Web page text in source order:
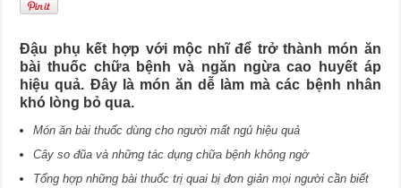
Đậu phụ kết hợp với mộc nhĩ để trở thành món ăn
bài thuốc chữa bệnh và ngăn ngừa cao huyết áp
hiệu quả. Đây là món ăn dễ làm mà các bệnh nhân
khó lòng bỏ qua.
Món ăn bài thuốc dùng cho người mất ngủ hiệu quả
Cây so đũa và những tác dụng chữa bệnh không ngờ
Tổng hợp những bài thuốc trị quai bị đơn giản mọi người cần biết